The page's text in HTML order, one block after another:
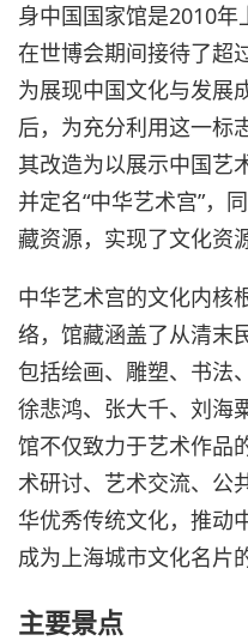
身中国国家馆是2010年
在世博会期间接待了超
为展现中国文化与发展
后，为充分利用这一标
其改造为以展示中国艺
并定名“中华艺术宫”，
藏资源，实现了文化资
中华艺术宫的文化内核
络，馆藏涵盖了从清末
包括绘画、雕塑、书法
徐悲鸿、张大千、刘海
馆不仅致力于艺术作品
术研讨、艺术交流、公
华优秀传统文化，推动
成为上海城市文化名片
主要景点